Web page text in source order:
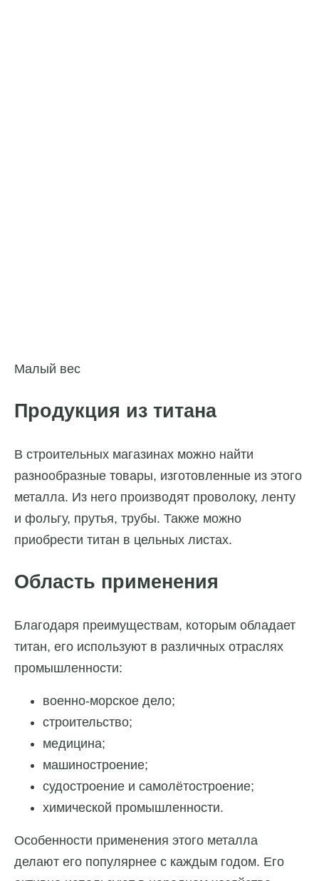
Малый вес
Продукция из титана
В строительных магазинах можно найти
разнообразные товары, изготовленные из этого
металла. Из него производят проволоку, ленту
и фольгу, прутья, трубы. Также можно
приобрести титан в цельных листах.
Область применения
Благодаря преимуществам, которым обладает
титан, его используют в различных отраслях
промышленности:
военно-морское дело;
строительство;
медицина;
машиностроение;
судостроение и самолётостроение;
химической промышленности.
Особенности применения этого металла
делают его популярнее с каждым годом. Его